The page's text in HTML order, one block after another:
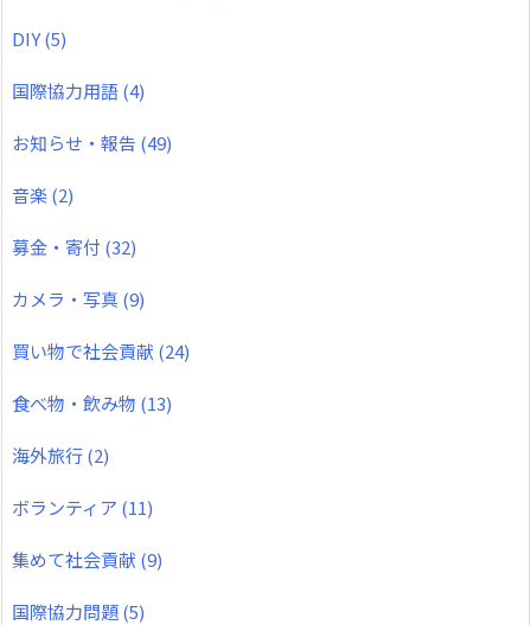
DIY(5)
国際協力用語(4)
お知らせ・報告 (49)
音楽(2)
募金・寄付 (32)
カメラ・写真(9)
買い物で社会貢献 (24)
食べ物・飲み物 (13)
海外旅行(2)
ボランティア (11)
集めて社会貢献 (9)
国際協力問題(5)